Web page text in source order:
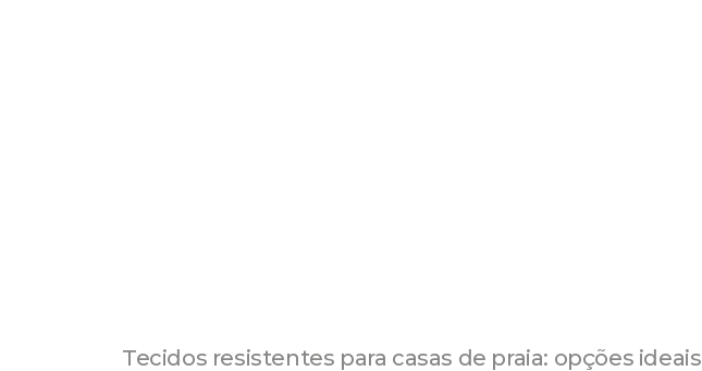
Tecidos resistentes para casas de praia: opções ideais